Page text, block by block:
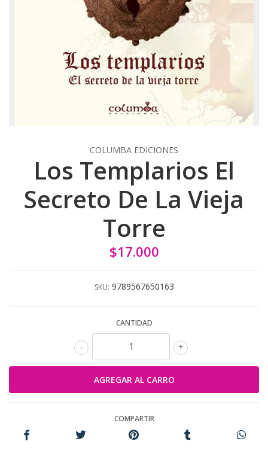
COLUMBA EDICIONES
Los Templarios El
Secreto De La Vieja
Torre
$17.000
SKU: 9789567650163
CANTIDAD
+
-
COMPARTIR